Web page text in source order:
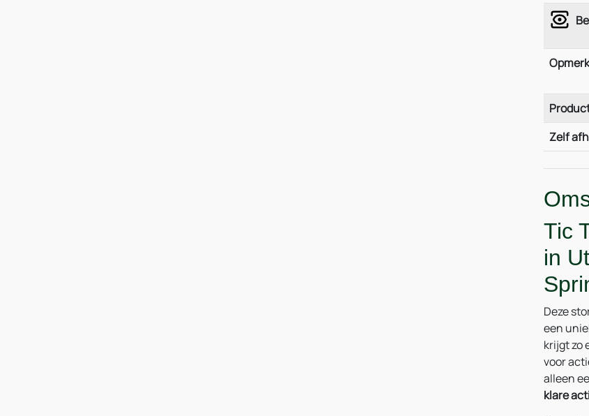
Zelf
Tic
in
Deze
een
krijgt zo
voor
alleen
klare